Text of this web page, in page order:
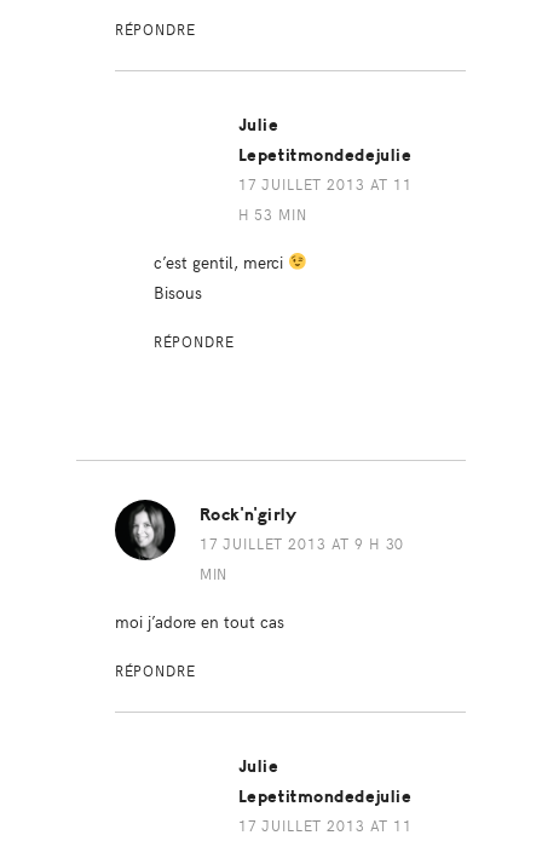
RÉPONDRE
Julie
Lepetitmondedejulie
17 JUILLET 2013 AT 11
H 53 MIN
c’est gentil, merci
Bisous
RÉPONDRE
Rock'n'girly
17 JUILLET 2013 AT 9 H 30
MIN
moi j’adore en tout cas
RÉPONDRE
Julie
Lepetitmondedejulie
17 JUILLET 2013 AT 11